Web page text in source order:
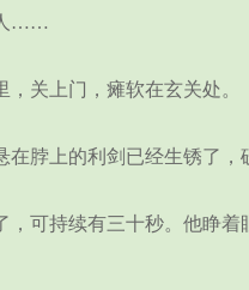
人……
关上门，瘫软在玄关处。
上的利剑已经生锈了，
持续有三十秒。他睁着